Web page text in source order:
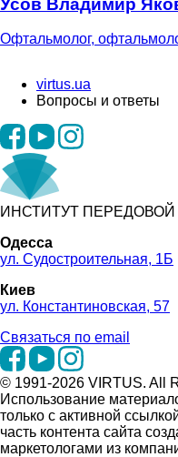
Усов Владимир
Офтальмолог,
virtus.ua
Вопросы и ответы
ИНСТИТУТ
Одесса
ул. Судостроительная, 1Б
Киев
ул. Константиновская, 57
Связаться по email
© 1991-2026 VIRTUS. All
Использование
только с активной
часть контента сайта
маркетологами из